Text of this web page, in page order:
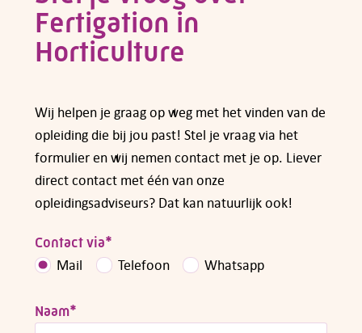
Heb je vragen over subsidiemogelijkheden,
neem dancontactmet ons op.
Fertigation in
Horticulture
Wij helpen je graag op weg met het vinden van de
opleiding die bij jou past! Stel je vraag via het
formulier en wij nemen contact met je op. Liever
direct contact met één van onze
opleidingsadviseurs? Dat kan natuurlijk ook!
Contact via*
Mail Telefoon Whatsapp
Naam*